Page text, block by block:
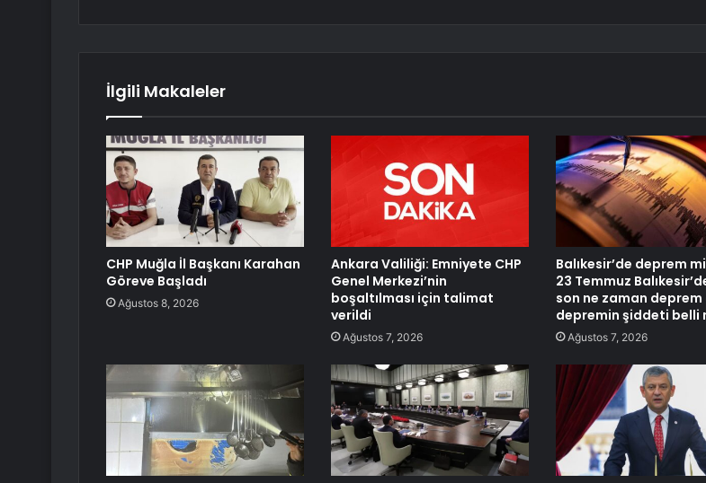
İlgili Makaleler
CHP Muğla İl Başkanı Karahan
Göreve Başladı
Ağustos 8, 2026
Ankara Valiliği: Emniyete CHP
Genel Merkezi’nin
boşaltılması için talimat
verildi
Ağustos 7, 2026
Balıkesir’de deprem
23 Temmuz
son ne zaman deprem
depremin şiddeti belli
Ağustos 7, 2026